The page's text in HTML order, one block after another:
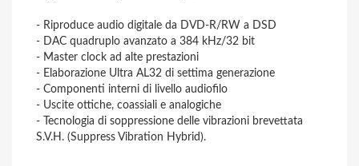
- Riproduce audio digitale da DVD-R/RW a DSD
- DAC quadruplo avanzato a 384 kHz/32 bit
- Master clock ad alte prestazioni
- Elaborazione Ultra AL32 di settima generazione
- Componenti interni di livello audiofilo
- Uscite ottiche, coassiali e analogiche
- Tecnologia di soppressione delle vibrazioni brevettata
S.V.H. (Suppress Vibration Hybrid).